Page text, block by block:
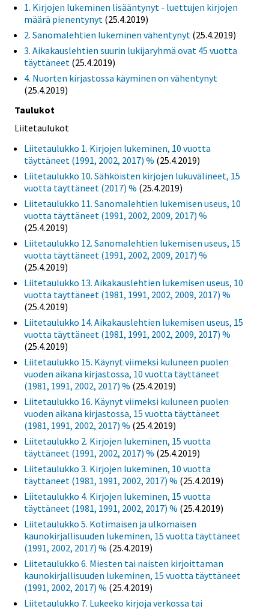
1. Kirjojen lukeminen lisääntynyt - luettujen kirjojen
määrä pienentynyt (25.4.2019)
2. Sanomalehtien lukeminen vähentynyt (25.4.2019)
3. Aikakauslehtien suurin lukijaryhmä ovat 45 vuotta
täyttäneet (25.4.2019)
4. Nuorten kirjastossa käyminen on vähentynyt
(25.4.2019)
Taulukot
Liitetaulukot
Liitetaulukko 1. Kirjojen lukeminen, 10 vuotta
täyttäneet (1991, 2002, 2017) % (25.4.2019)
Liitetaulukko 10. Sähköisten kirjojen lukuvälineet, 15
vuotta täyttäneet (2017) % (25.4.2019)
Liitetaulukko 11. Sanomalehtien lukemisen useus, 10
vuotta täyttäneet (1991, 2002, 2009, 2017) %
(25.4.2019)
Liitetaulukko 12. Sanomalehtien lukemisen useus, 15
vuotta täyttäneet (1991, 2002, 2009, 2017) %
(25.4.2019)
Liitetaulukko 13. Aikakauslehtien lukemisen useus, 10
vuotta täyttäneet (1981, 1991, 2002, 2009, 2017) %
(25.4.2019)
Liitetaulukko 14. Aikakauslehtien lukemisen useus, 15
vuotta täyttäneet (1981, 1991, 2002, 2009, 2017) %
(25.4.2019)
Liitetaulukko 15. Käynyt viimeksi kuluneen puolen
vuoden aikana kirjastossa, 10 vuotta täyttäneet
(1981, 1991, 2002, 2017) % (25.4.2019)
Liitetaulukko 16. Käynyt viimeksi kuluneen puolen
vuoden aikana kirjastossa, 15 vuotta täyttäneet
(1981, 1991, 2002, 2017) % (25.4.2019)
Liitetaulukko 2. Kirjojen lukeminen, 15 vuotta
täyttäneet (1991, 2002, 2017) % (25.4.2019)
Liitetaulukko 3. Kirjojen lukeminen, 10 vuotta
täyttäneet (1981, 1991, 2002, 2017) % (25.4.2019)
Liitetaulukko 4. Kirjojen lukeminen, 15 vuotta
täyttäneet (1981, 1991, 2002, 2017) % (25.4.2019)
Liitetaulukko 5. Kotimaisen ja ulkomaisen
kaunokirjallisuuden lukeminen, 15 vuotta täyttäneet
(1991, 2002, 2017) % (25.4.2019)
Liitetaulukko 6. Miesten tai naisten kirjoittaman
kaunokirjallisuuden lukeminen, 15 vuotta täyttäneet
(1991, 2002, 2017) % (25.4.2019)
Liitetaulukko 7. Lukeeko kirjoja verkossa tai